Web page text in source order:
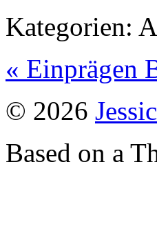
Kategorien:
« Einprägen
© 2026
Based on a